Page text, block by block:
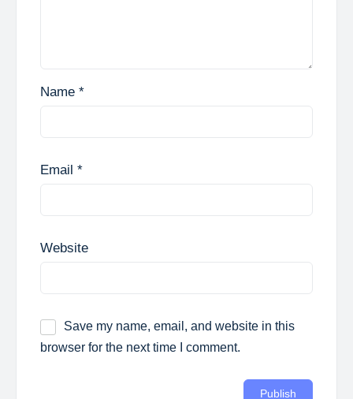
Name *
Email *
Website
Save my name, email, and website in this
browser for the next time I comment.